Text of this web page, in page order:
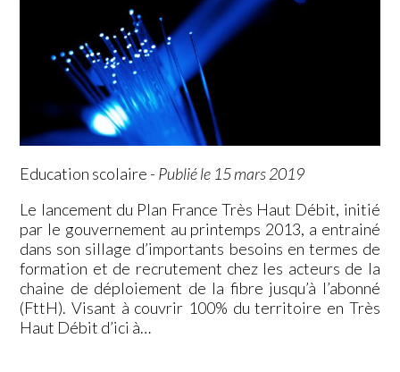
Education scolaire - Publié le 15 mars 2019
Le lancement du Plan France Très Haut Débit, initié
par le gouvernement au printemps 2013, a entrainé
dans son sillage d’importants besoins en termes de
formation et de recrutement chez les acteurs de la
chaine de déploiement de la fibre jusqu’à l’abonné
(FttH). Visant à couvrir 100% du territoire en Très
Haut Débit d’ici à…